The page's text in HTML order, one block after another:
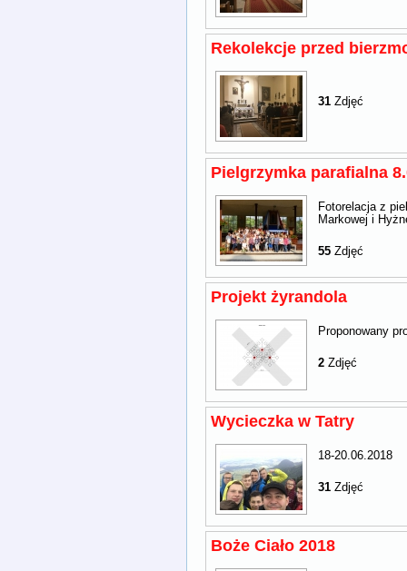
Rekolekcje przed
31 Zdjęć
Pielgrzymka parafialna
Fotorelacja z
Markowej i
55 Zdjęć
Projekt żyrandola
Proponowany
2 Zdjęć
Wycieczka w Tatry
18-20.06.2018
31 Zdjęć
Boże Ciało 2018